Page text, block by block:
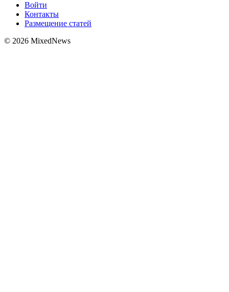
Войти
Контакты
Размещение статей
© 2026 MixedNews